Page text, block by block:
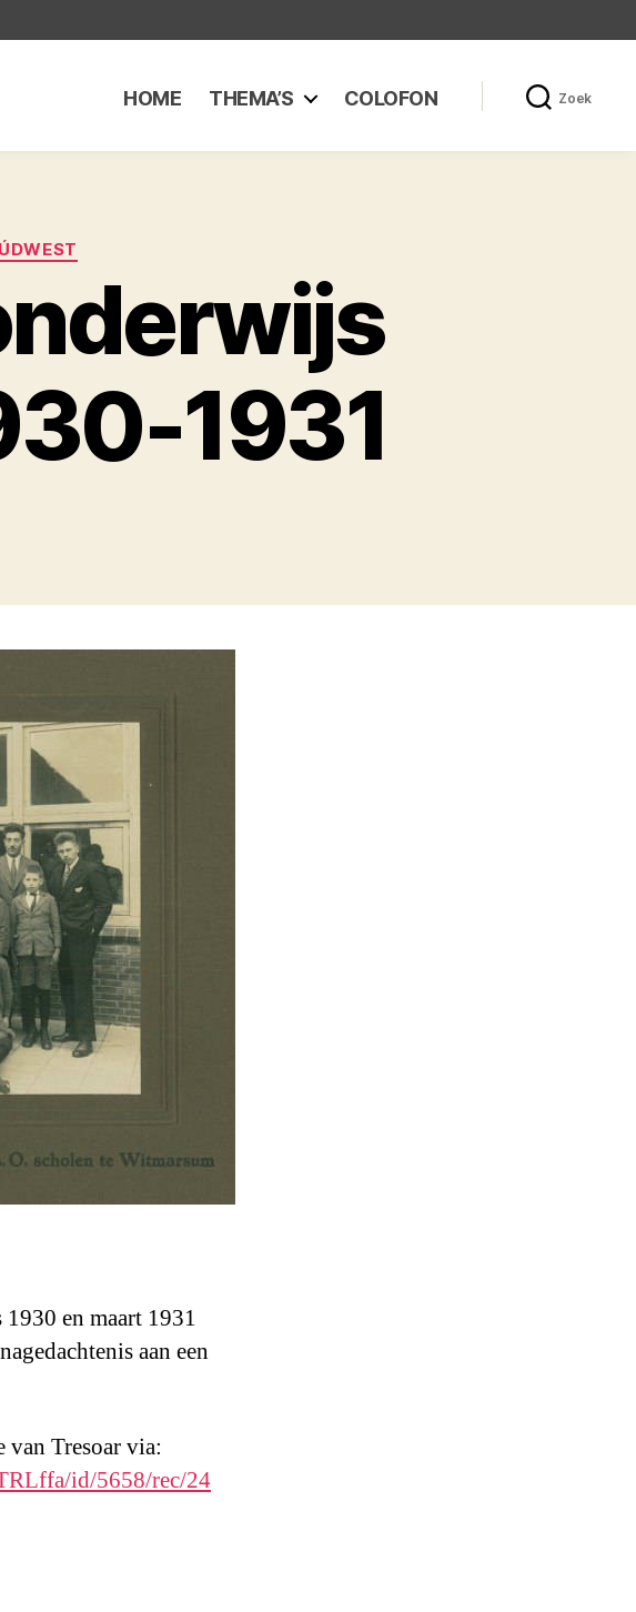
HOME THEMA’S COLOFON Zoek
1931
en maart 1931
aan een
Tresoar via:
id/5658/rec/24